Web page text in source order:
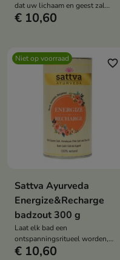
dat uw lichaam en geest zal
kalmeren
€ 10,60
Niet op voorraad favorite_border
Sattva Ayurveda
Energize&Recharge
badzout 300 g
Laat elk bad een
ontspanningsritueel worden,
waardoor het evenwicht in
€ 10,60